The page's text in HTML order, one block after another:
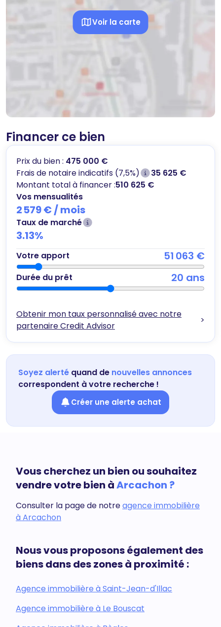
Voir la carte
Financer ce bien
Prix du bien : 475 000 €
Frais de notaire indicatifs (7,5%)
35 625 €
Montant total à financer :510 625 €
Vos mensualités
2 579 € / mois
Taux de marché
3.13%
Votre apport 51 063 €
Durée du prêt 20 ans
Obtenir mon taux personnalisé avec notre
partenaire Credit Advisor
>
Soyez alerté quand de nouvelles annonces
correspondent à votre recherche !
Créer une alerte achat
Vous cherchez un bien ou souhaitez
vendre votre bien àArcachon ?
Consulter la page de notreagence immobilière
à Arcachon
Nous vous proposons également des
biens dans des zones à proximité :
Agence immobilière à Saint-Jean-d'Illac
Agence immobilière à Le Bouscat